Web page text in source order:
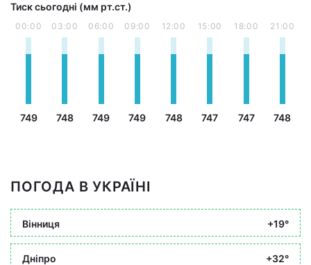
Тиск сьогодні (мм рт.ст.)
00:00
749
03:00
748
06:00
749
09:00
749
12:00
748
15:00
747
18:00
747
21:00
748
ПОГОДА В УКРАЇНІ
Вінниця +19°
Дніпро +32°